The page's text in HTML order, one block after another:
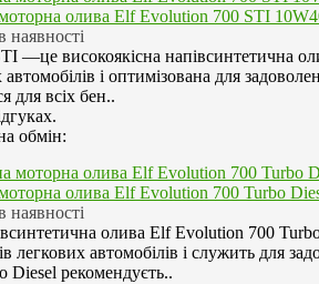
олива Elf Evolution 700 STI
наявності
—це високоякісна напівсинтетична
автомобілів і оптимізована для
для всіх бен..
обмін:
олива Elf Evolution 700 Turbo
наявності
олива Elf Evolution 700
легкових автомобілів і служить для
Diesel рекомендуєть..